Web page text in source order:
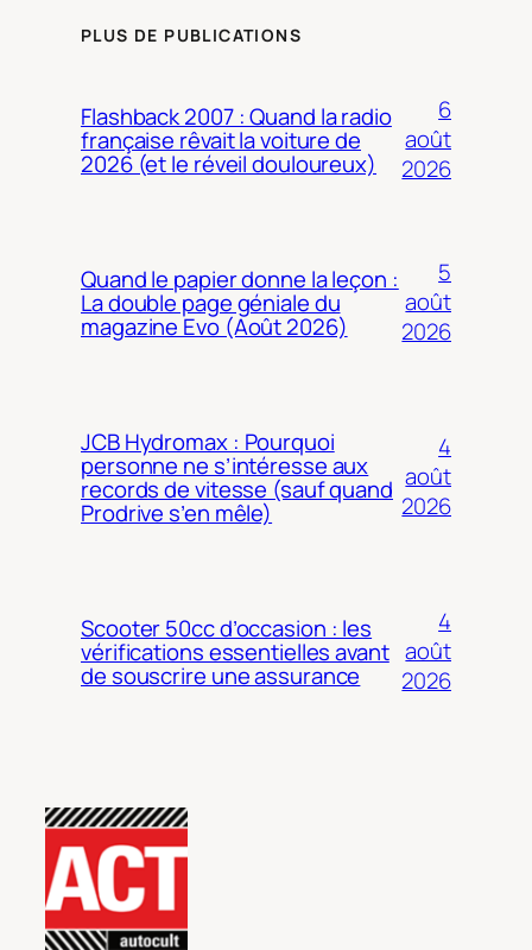
PLUS DE PUBLICATIONS
Flashback 2007 : Quand la radio
française rêvait la voiture de
2026 (et le réveil douloureux)
6
août
2026
Quand le papier donne la leçon :
La double page géniale du
magazine Evo (Août 2026)
5
août
2026
JCB Hydromax : Pourquoi
personne ne s’intéresse aux
records de vitesse (sauf quand
Prodrive s’en mêle)
4
août
2026
Scooter 50cc d’occasion : les
vérifications essentielles avant
de souscrire une assurance
4
août
2026